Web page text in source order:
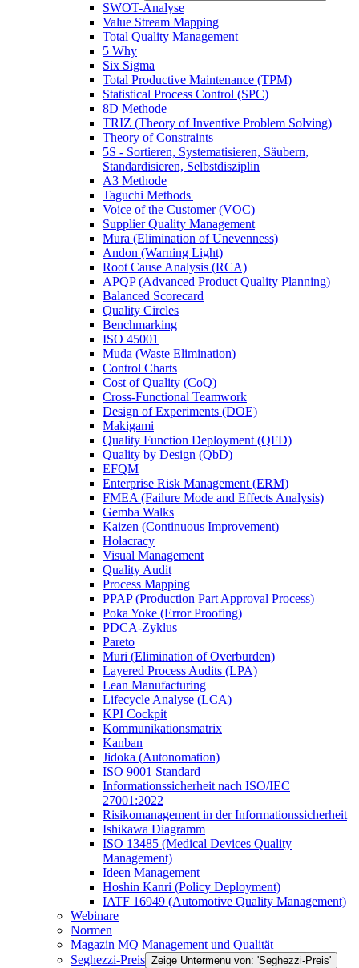
SWOT-Analyse
Value Stream Mapping
Total Quality Management
5 Why
Six Sigma
Total Productive Maintenance (TPM)
Statistical Process Control (SPC)
8D Methode
TRIZ (Theory of Inventive Problem Solving)
Theory of Constraints
5S - Sortieren, Systematisieren, Säubern,
Standardisieren, Selbstdisziplin
A3 Methode
Taguchi Methods
Voice of the Customer (VOC)
Supplier Quality Management
Mura (Elimination of Unevenness)
Andon (Warning Light)
Root Cause Analysis (RCA)
APQP (Advanced Product Quality Planning)
Balanced Scorecard
Quality Circles
Benchmarking
ISO 45001
Muda (Waste Elimination)
Control Charts
Cost of Quality (CoQ)
Cross-Functional Teamwork
Design of Experiments (DOE)
Makigami
Quality Function Deployment (QFD)
Quality by Design (QbD)
EFQM
Enterprise Risk Management (ERM)
FMEA (Failure Mode and Effects Analysis)
Gemba Walks
Kaizen (Continuous Improvement)
Holacracy
Visual Management
Quality Audit
Process Mapping
PPAP (Production Part Approval Process)
Poka Yoke (Error Proofing)
PDCA-Zyklus
Pareto
Muri (Elimination of Overburden)
Layered Process Audits (LPA)
Lean Manufacturing
Lifecycle Analyse (LCA)
KPI Cockpit
Kommunikationsmatrix
Kanban
Jidoka (Autonomation)
ISO 9001 Standard
Informationssicherheit nach ISO/IEC
27001:2022
Risikomanagement in der Informationssicherheit
Ishikawa Diagramm
ISO 13485 (Medical Devices Quality
Management)
Ideen Management
Hoshin Kanri (Policy Deployment)
IATF 16949 (Automotive Quality Management)
Webinare
Normen
Magazin MQ Management und Qualität
Seghezzi-Preis Zeige Untermenu von: 'Seghezzi-Preis'